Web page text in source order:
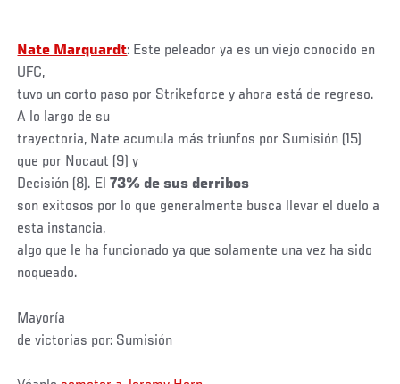
Nate Marquardt: Este peleador ya es un viejo conocido en
UFC,
tuvo un corto paso por Strikeforce y ahora está de regreso.
A lo largo de su
trayectoria, Nate acumula más triunfos por Sumisión (15)
que por Nocaut (9) y
Decisión (8). El73% de sus derribos
son exitosos por lo que generalmente busca llevar el duelo a
esta instancia,
algo que le ha funcionado ya que solamente una vez ha sido
noqueado.
Mayoría
de victorias por: Sumisión